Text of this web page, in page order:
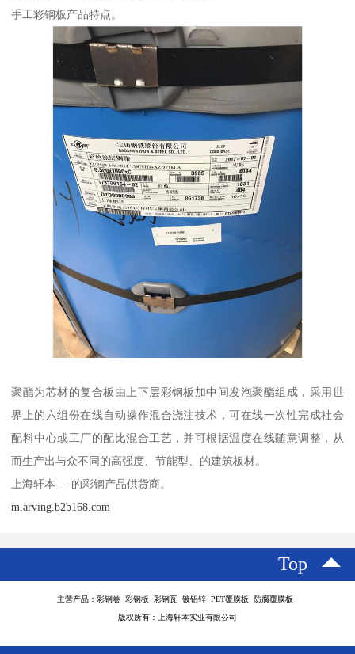
手工彩钢板产品特点。
聚酯为芯材的复合板由上下层彩钢板加中间发泡聚酯组成，采用世
界上的六组份在线自动操作混合浇注技术，可在线一次性完成社会
配料中心或工厂的配比混合工艺，并可根据温度在线随意调整，从
而生产出与众不同的高强度、节能型、的建筑板材。
上海轩本----的彩钢产品供货商。
m.arving.b2b168.com
Top
主营产品：彩钢卷 彩钢板 彩钢瓦 镀铝锌 PET覆膜板 防腐覆膜板
版权所有：上海轩本实业有限公司